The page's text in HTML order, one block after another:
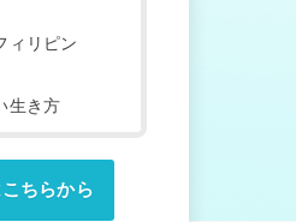
ィリピン
生き方
ちらから